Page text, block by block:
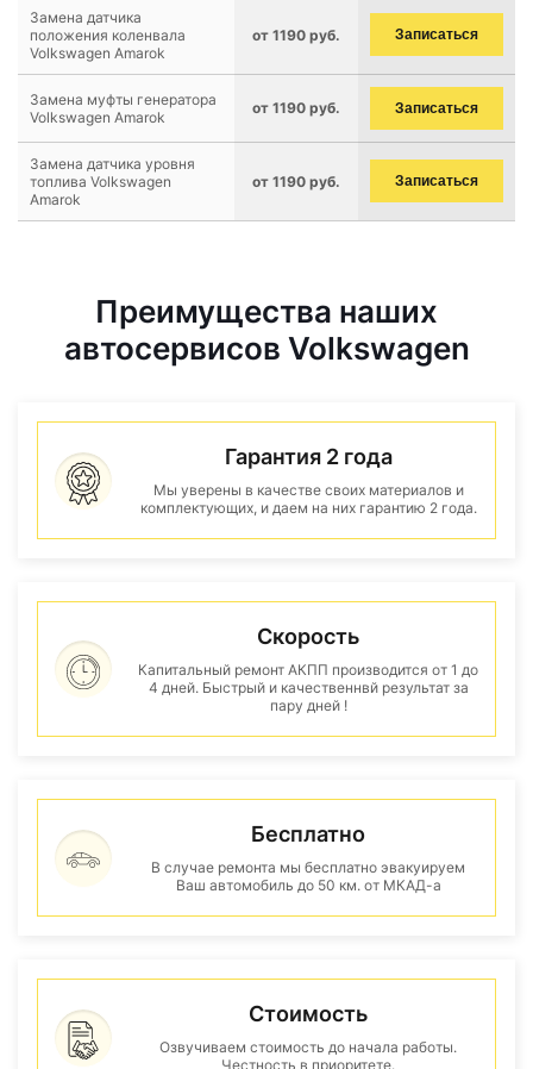
Замена датчика
положения коленвала
Volkswagen Amarok
от 1190 руб. Записаться
Замена муфты генератора
Volkswagen Amarok
от 1190 руб. Записаться
Замена датчика уровня
топлива Volkswagen
Amarok
от 1190 руб. Записаться
Преимущества наших
автосервисов Volkswagen
Гарантия 2 года
Мы уверены в качестве своих материалов и
комплектующих, и даем на них гарантию 2 года.
Скорость
Капитальный ремонт АКПП производится от 1 до
4 дней. Быстрый и качественнвй результат за
пару дней !
Бесплатно
В случае ремонта мы бесплатно эвакуируем
Ваш автомобиль до 50 км. от МКАД-а
Стоимость
Озвучиваем стоимость до начала работы.
Честность в приоритете.